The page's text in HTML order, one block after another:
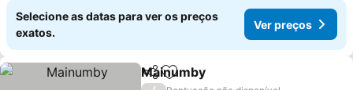
Selecione as datas para ver os preços
exatos.
Ver preços
PartilharAdicionar aos favoritos
Mainumby